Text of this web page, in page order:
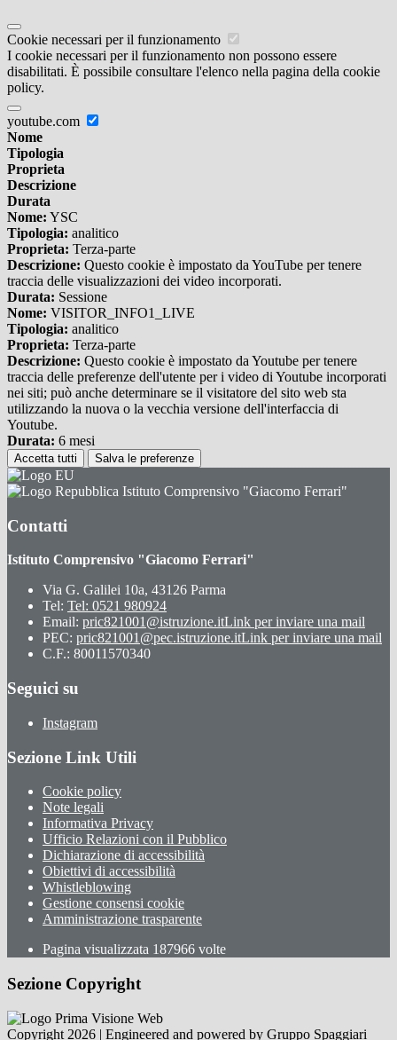
Cookie necessari per il funzionamento
I cookie necessari per il funzionamento non possono essere
disabilitati. È possibile consultare l'elenco nella pagina della cookie
policy.
youtube.com
Nome
Tipologia
Proprieta
Descrizione
Durata
Nome: YSC
Tipologia: analitico
Proprieta: Terza-parte
Descrizione: Questo cookie è impostato da YouTube per tenere
traccia delle visualizzazioni dei video incorporati.
Durata: Sessione
Nome: VISITOR_INFO1_LIVE
Tipologia: analitico
Proprieta: Terza-parte
Descrizione: Questo cookie è impostato da Youtube per tenere
traccia delle preferenze dell'utente per i video di Youtube incorporati
nei siti; può anche determinare se il visitatore del sito web sta
utilizzando la nuova o la vecchia versione dell'interfaccia di
Youtube.
Durata: 6 mesi
Accetta tutti Salva le preferenze
Istituto Comprensivo "Giacomo Ferrari"
Contatti
Istituto Comprensivo "Giacomo Ferrari"
Via G. Galilei 10a, 43126 Parma
Tel: Tel: 0521 980924
Email: pric821001@istruzione.itLink per inviare una mail
PEC: pric821001@pec.istruzione.itLink per inviare una mail
C.F.: 80011570340
Seguici su
Instagram
Sezione Link Utili
Cookie policy
Note legali
Informativa Privacy
Ufficio Relazioni con il Pubblico
Dichiarazione di accessibilità
Obiettivi di accessibilità
Whistleblowing
Gestione consensi cookie
Amministrazione trasparente
Pagina visualizzata 187966 volte
Sezione Copyright
Copyright 2026 | Engineered and powered by Gruppo Spaggiari